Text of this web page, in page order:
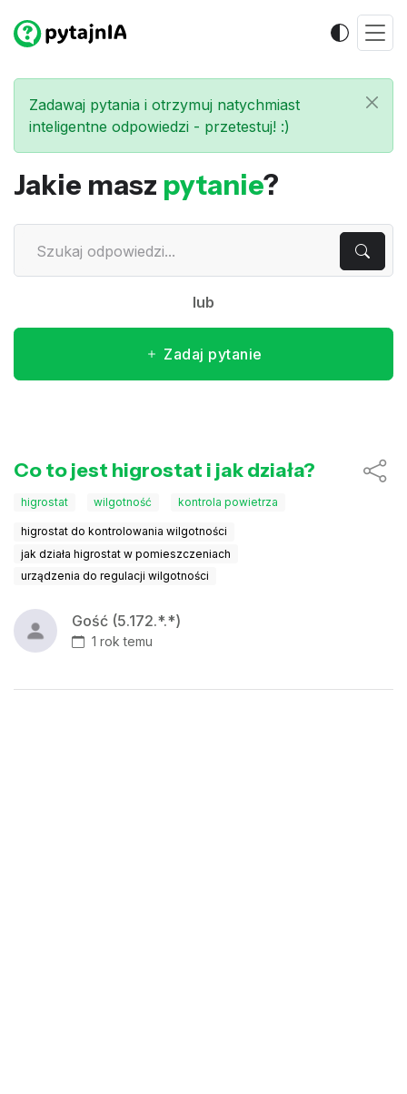
Zadawaj pytania i otrzymuj natychmiast
inteligentne odpowiedzi - przetestuj! :)
Jakie masz pytanie?
lub
Zadaj pytanie
Co to jest higrostat i jak działa?
higrostat wilgotność kontrola powietrza
higrostat do kontrolowania wilgotności
jak działa higrostat w pomieszczeniach
urządzenia do regulacji wilgotności
Gość (5.172.*.*)
1 rok temu